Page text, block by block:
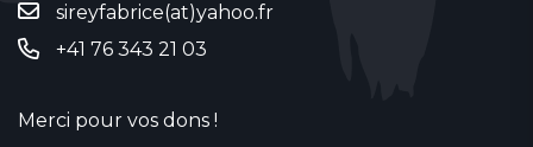
sireyfabrice(at)yahoo.fr
‭+41 76 343 21 03‬
Merci pour vos dons !